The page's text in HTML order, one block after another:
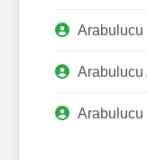
Arabulucu
Arabulucu
Arabulucu